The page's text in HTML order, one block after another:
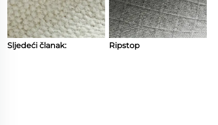
Sljedeći članak: Ripstop